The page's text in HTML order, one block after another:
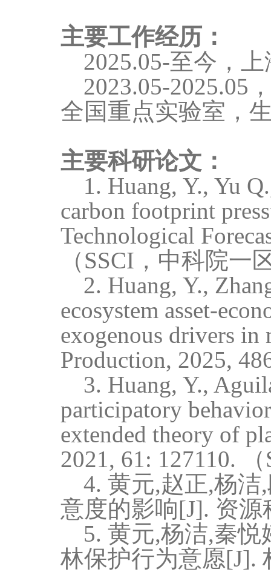
主要工作经历：
2025.05-至今，
2023.05-2025.05
全国重点实验室，
主要科研论文：
1. Huang, Y., Yu
carbon footprint
Technological
（SSCI， 中科院一
2. Huang, Y.,
ecosystem asset-
exogenous drivers in
Production, 2025,
3. Huang, Y.,
participatory
extended theory of
2021, 61: 127110.
4. 黄元,赵正,杨洁
意度的影响[J]. 资源
5. 黄元,杨洁,秦悦
林保护行为意愿[J].